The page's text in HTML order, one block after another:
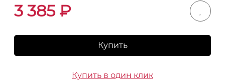
3 385₽
Купить
Купить в один клик